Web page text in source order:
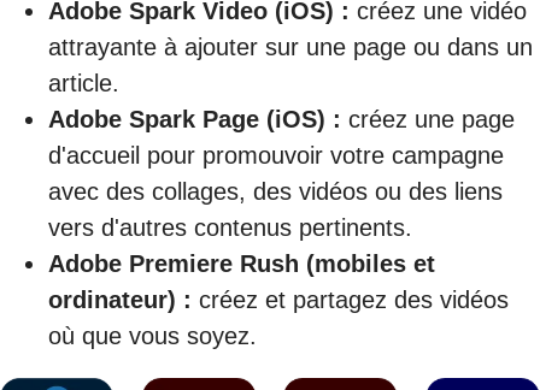
Adobe Spark Video (iOS) : créez une vidéo
attrayante à ajouter sur une page ou dans un
article.
Adobe Spark Page (iOS) : créez une page
d'accueil pour promouvoir votre campagne
avec des collages, des vidéos ou des liens
vers d'autres contenus pertinents.
Adobe Premiere Rush (mobiles et
ordinateur) : créez et partagez des vidéos
où que vous soyez.